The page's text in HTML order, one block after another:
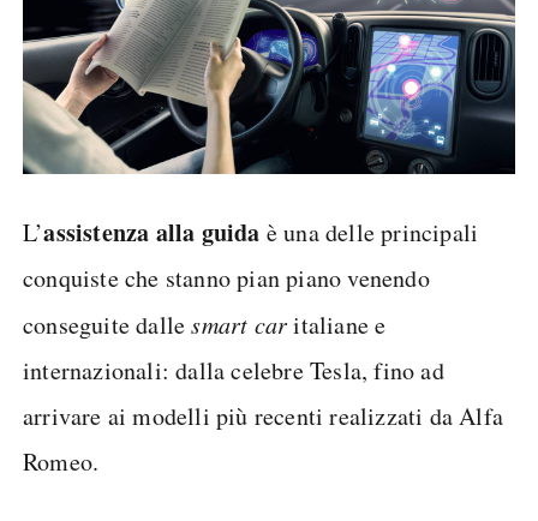
L’assistenza alla guida è una delle principali
conquiste che stanno pian piano venendo
conseguite dallesmart caritaliane e
internazionali: dalla celebre Tesla, fino ad
arrivare ai modelli più recenti realizzati da Alfa
Romeo.